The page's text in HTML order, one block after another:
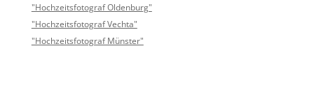
"Hochzeitsfotograf Oldenburg"
"Hochzeitsfotograf Vechta"
"Hochzeitsfotograf Münster"